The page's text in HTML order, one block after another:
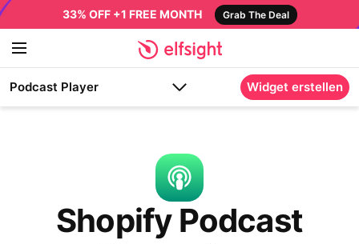
33% OFF +1 FREE MONTH Grab The Deal
Podcast Player Widget erstellen
Shopify Podcast